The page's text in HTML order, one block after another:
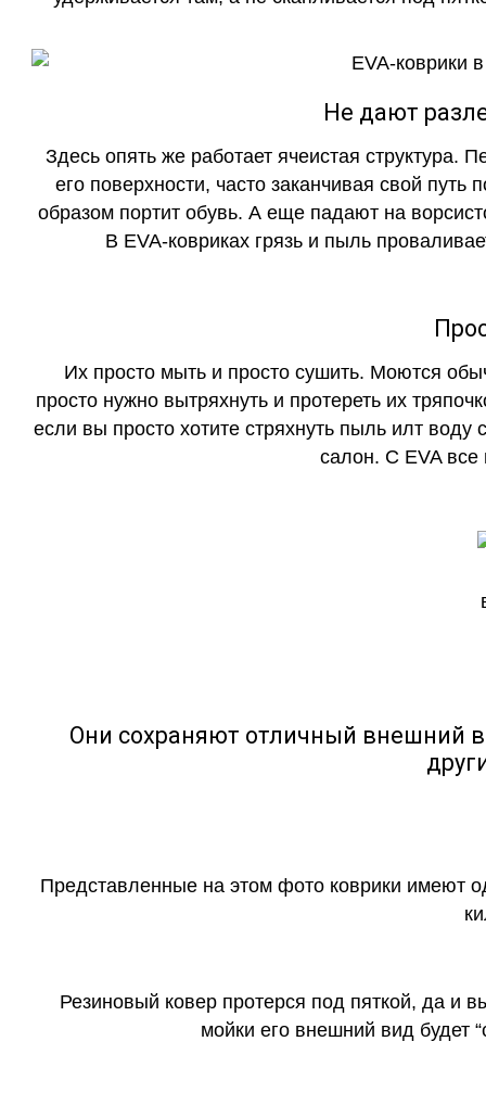
Не дают
Здесь опять же работает ячеистая структура.
его поверхности, часто заканчивая свой
образом портит обувь. А еще падают на
В EVA-ковриках грязь и пыль
Их просто мыть и просто сушить. Моются
просто нужно вытряхнуть и протереть их
если вы просто хотите стряхнуть пыль илт воду
салон. С EVA все
Они сохраняют отличный внешний
Представленные на этом фото коврики имеют
Резиновый ковер протерся под пяткой, да и
мойки его внешний вид будет